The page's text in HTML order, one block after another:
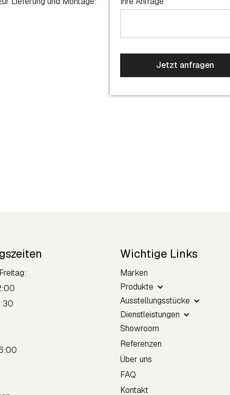
Wichtige Links
Marken
Produkte
Ausstellungsstücke
Dienstleistungen
Showroom
Referenzen
Über uns
FAQ
Kontakt